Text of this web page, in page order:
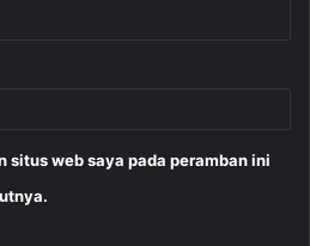
situs web saya pada peramban ini